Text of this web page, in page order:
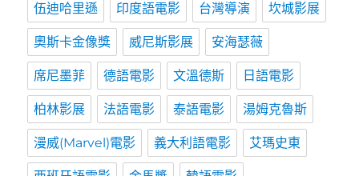
伍迪哈里遜 印度語電影 台灣導演 坎城影展
奧斯卡金像獎 威尼斯影展 安海瑟薇
席尼墨菲 德語電影 文溫德斯 日語電影
柏林影展 法語電影 泰語電影 湯姆克魯斯
漫威(Marvel)電影 義大利語電影 艾瑪史東